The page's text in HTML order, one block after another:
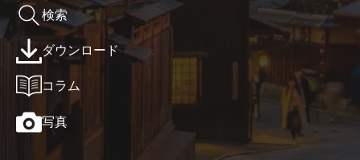
検索
ダウンロード
コラム
写真